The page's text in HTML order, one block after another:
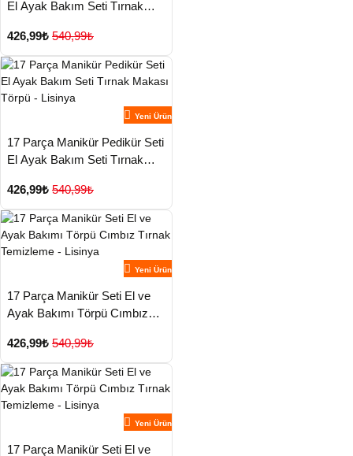
El Ayak Bakım Seti Tırnak
426,99₺ 540,99₺
Yeni Ürün
17 Parça Manikür Pedikür Seti
El Ayak Bakım Seti Tırnak
426,99₺ 540,99₺
Yeni Ürün
17 Parça Manikür Seti El ve
Ayak Bakımı Törpü Cımbız
426,99₺ 540,99₺
Yeni Ürün
17 Parça Manikür Seti El ve